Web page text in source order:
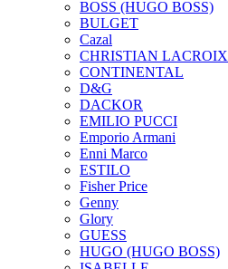
BOSS (HUGO BOSS)
BULGET
Cazal
CHRISTIAN LACROIX
CONTINENTAL
D&G
DACKOR
EMILIO PUCCI
Emporio Armani
Enni Marco
ESTILO
Fisher Price
Genny
Glory
GUESS
HUGO (HUGO BOSS)